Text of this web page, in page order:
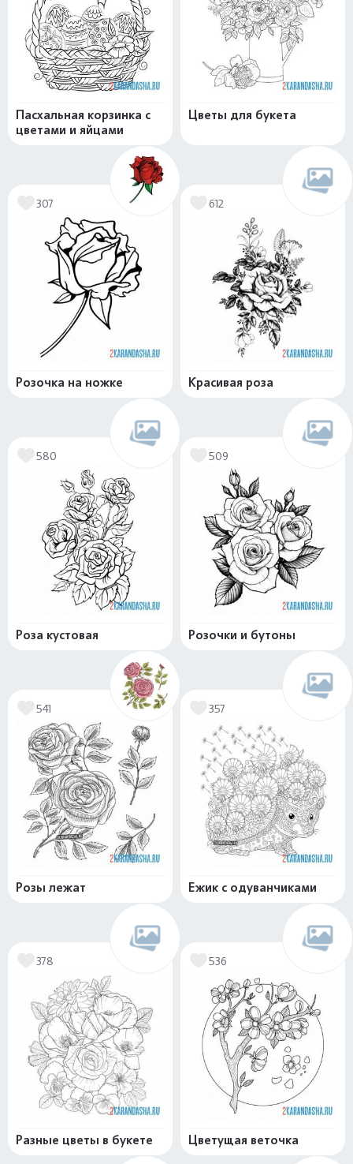
Пасхальная корзинка с
цветами и яйцами
Цветы для букета
307
Розочка на ножке
612
Красивая роза
580
Роза кустовая
509
Розочки и бутоны
541
Розы лежат
357
Ежик с одуванчиками
378
Разные цветы в букете
536
Цветущая веточка